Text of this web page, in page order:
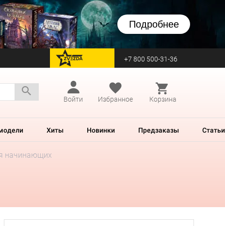
Подробнее
перейти на Zvezda +7 800 500-31-36
Войти
Избранное Корзина
Хиты Новинки Предзаказы Статьи
начинающих